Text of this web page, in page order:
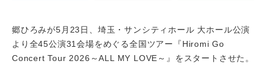
郷ひろみが5月23日、埼玉・サンシティホール 大ホール公演
より全45公演31会場をめぐる全国ツアー『Hiromi Go
Concert Tour 2026～ALL MY LOVE～』をスタートさせた。